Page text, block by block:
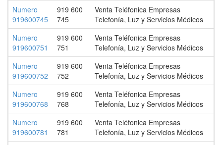
Numero
919600745
919 600
745
Venta Teléfonica Empresas
Telefonía, Luz y Servicios Médicos
Numero
919600751
919 600
751
Venta Teléfonica Empresas
Telefonía, Luz y Servicios Médicos
Numero
919600752
919 600
752
Venta Teléfonica Empresas
Telefonía, Luz y Servicios Médicos
Numero
919600768
919 600
768
Venta Teléfonica Empresas
Telefonía, Luz y Servicios Médicos
Numero
919600781
919 600
781
Venta Teléfonica Empresas
Telefonía, Luz y Servicios Médicos